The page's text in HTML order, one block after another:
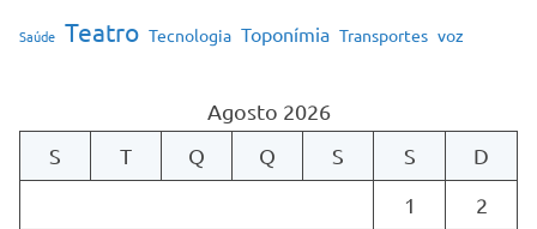
Saúde Teatro Tecnologia Toponímia Transportes voz
Agosto 2026
S
T Q Q S S
D
1
2